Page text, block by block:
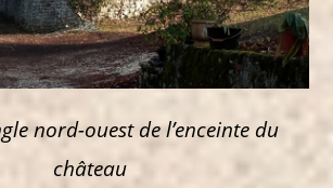
nord-ouest de l’enceinte du
château